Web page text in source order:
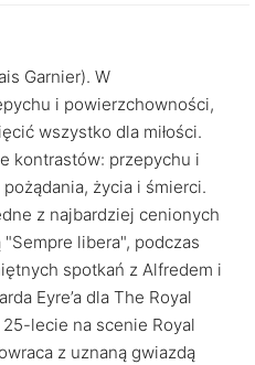
Garnier). W
i powierzchowności,
wszystko dla miłości.
kontrastów: przepychu i
życia i śmierci.
z najbardziej cenionych
libera", podczas
spotkań z Alfredem i
Eyre’a dla The Royal
lecie na scenie Royal
z uznaną gwiazdą